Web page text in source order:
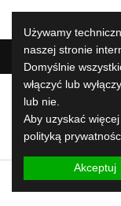
Używamy
naszej stronie
Domyślnie
włączyć lub
lub nie.
Aby uzyskać
polityką
Akceptuj